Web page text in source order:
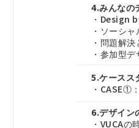
4.みんなの
・Design
・ソーシ
・問題解
・参加型
5.ケースス
・CASE①
6.デザイン
・VUCA